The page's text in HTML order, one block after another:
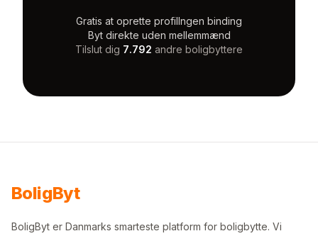
Gratis at oprette profilIngen binding
Byt direkte uden mellemmænd
Tilslut dig 7.792 andre boligbyttere
BoligByt
BoligByt er Danmarks smarteste platform for boligbytte. Vi